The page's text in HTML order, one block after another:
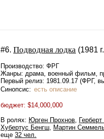
#6. Подводная лодка (1981
Производство: ФРГ
Жанры: драма, военный фильм,
Первый релиз: 1981.09.17 (ФРГ,
Синопсис: есть описание
бюджет: $14,000,000
В ролях: Юрген Прохнов,
Хубертус Бенгш, Мартин
еще 32 чел.